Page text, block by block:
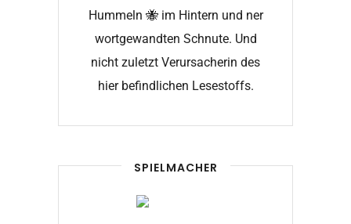
Hummeln 🐝 im Hintern und ner
wortgewandten Schnute. Und
nicht zuletzt Verursacherin des
hier befindlichen Lesestoffs.
SPIELMACHER